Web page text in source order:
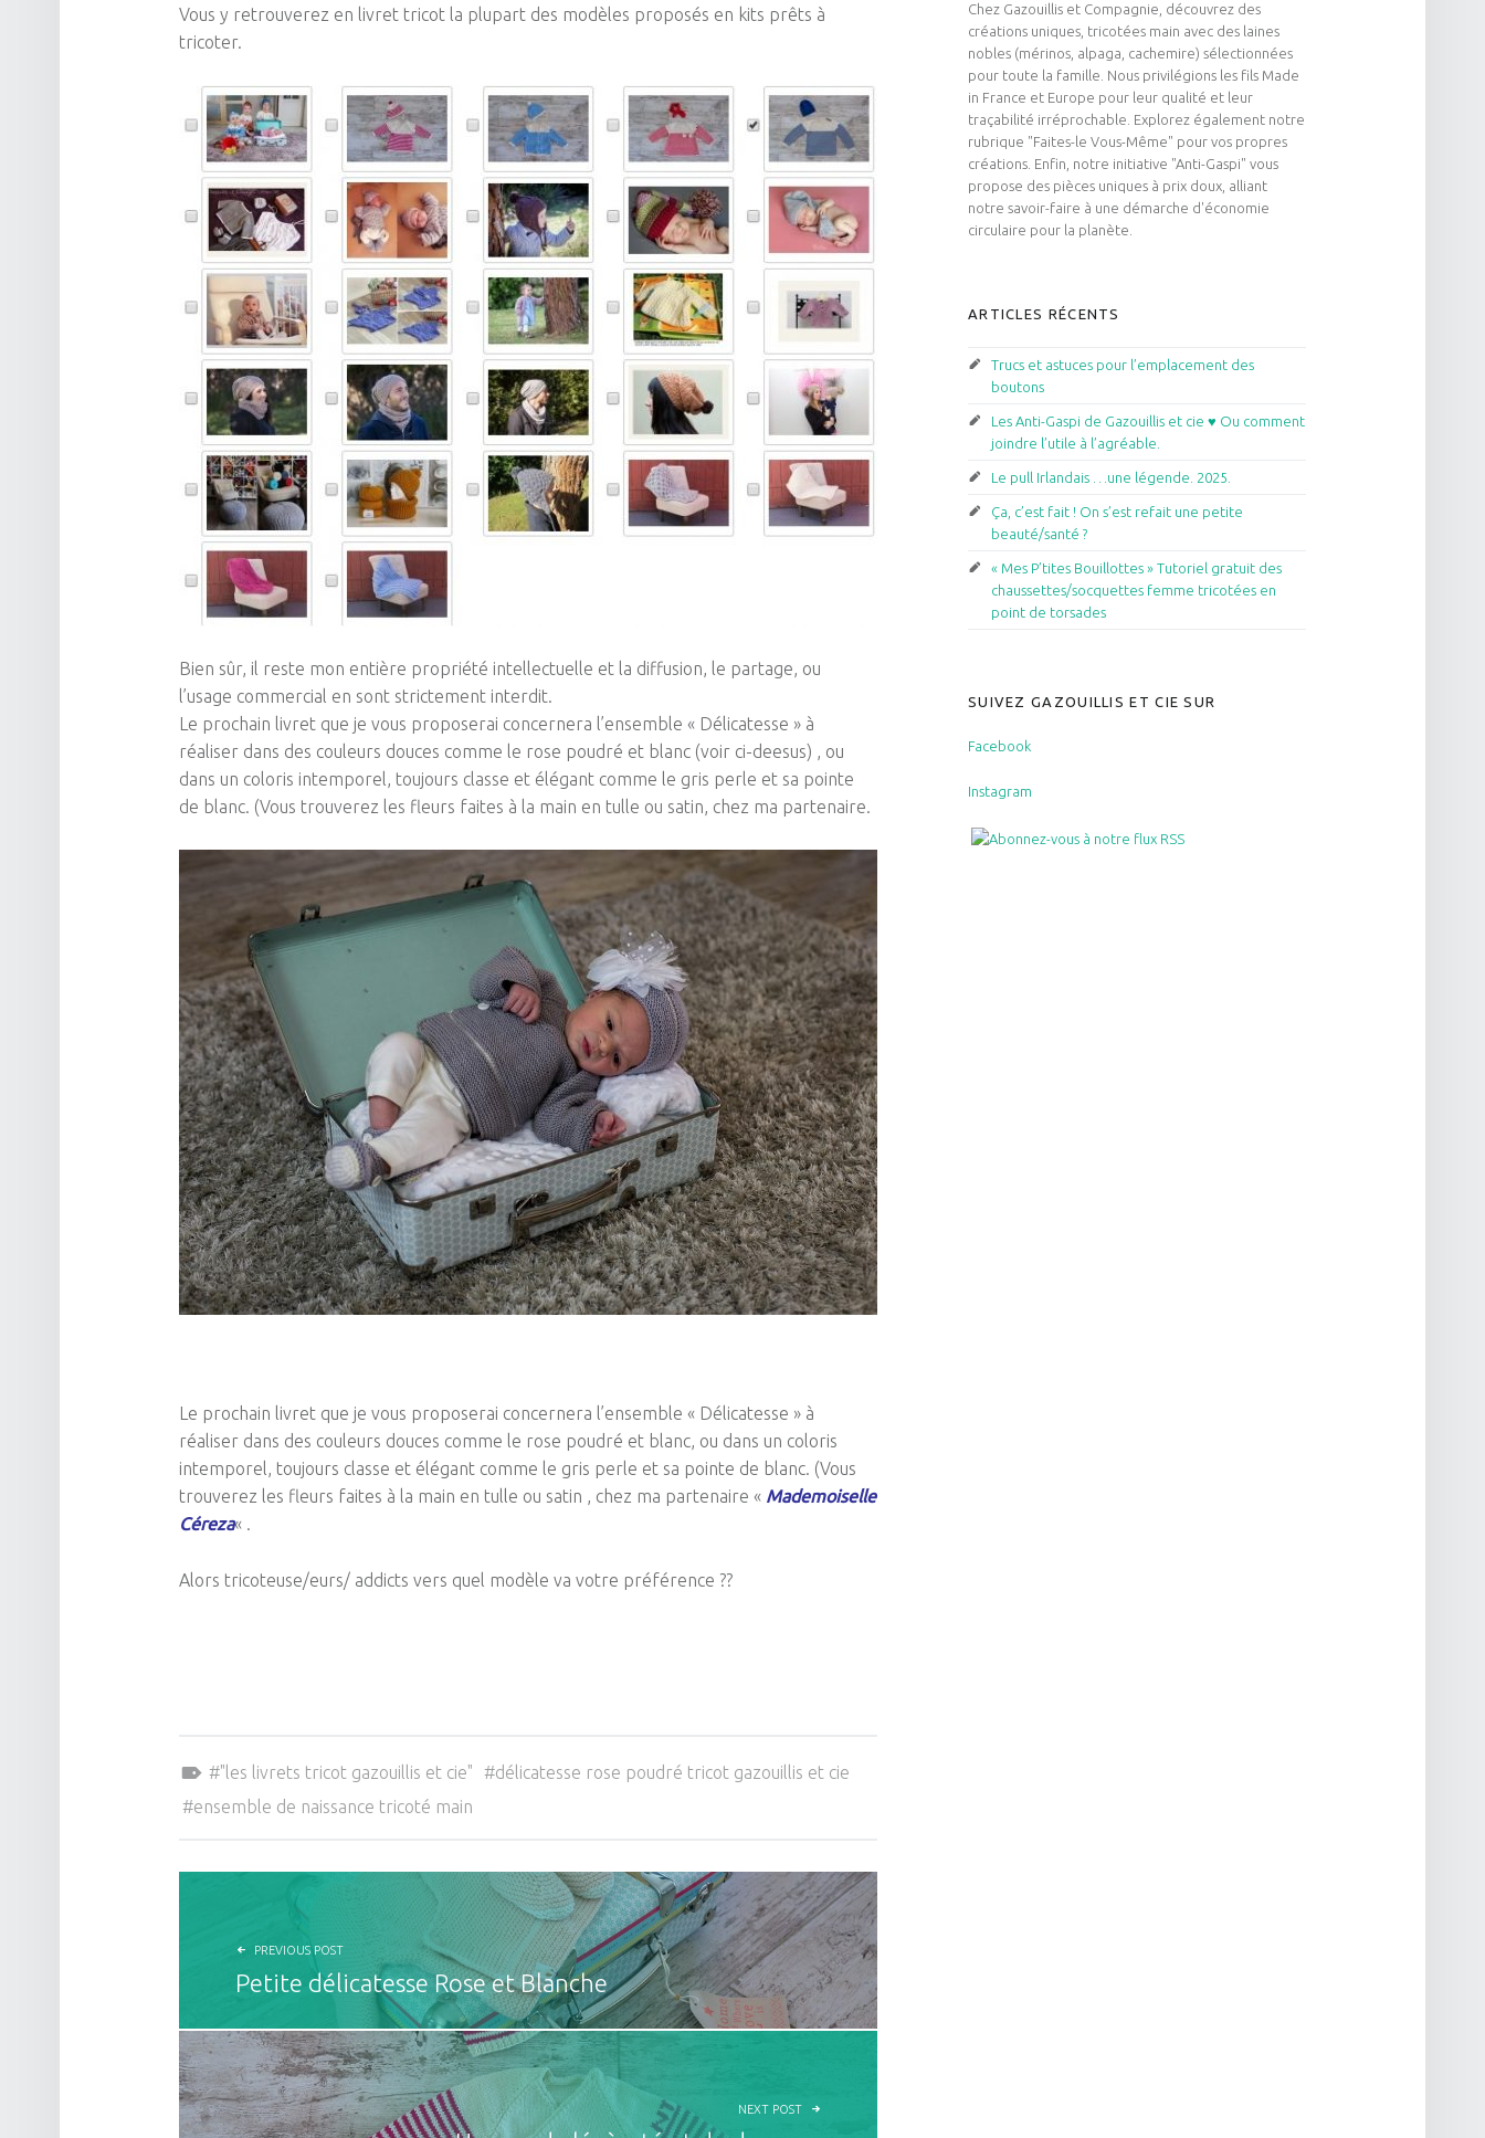
Vous y retrouverez en livret tricot la plupart des modèles proposés en kits prêts à
tricoter.
Bien sûr, il reste mon entière propriété intellectuelle et la diffusion, le partage, ou
l’usage commercial en sont strictement interdit.
Le prochain livret que je vous proposerai concernera l’ensemble « Délicatesse » à
réaliser dans des couleurs douces comme le rose poudré et blanc (voir ci-deesus) , ou
dans un coloris intemporel, toujours classe et élégant comme le gris perle et sa pointe
de blanc. (Vous trouverez les fleurs faites à la main en tulle ou satin, chez ma partenaire.
Le prochain livret que je vous proposerai concernera l’ensemble « Délicatesse » à
réaliser dans des couleurs douces comme le rose poudré et blanc, ou dans un coloris
intemporel, toujours classe et élégant comme le gris perle et sa pointe de blanc. (Vous
trouverez les fleurs faites à la main en tulle ou satin , chez ma partenaire « Mademoiselle
Céreza« .
Alors tricoteuse/eurs/ addicts vers quel modèle va votre préférence ??
"les livrets tricot gazouillis et cie"
délicatesse rose poudré tricot gazouillis et cie
ensemble de naissance tricoté main
NAVIGATION DE L’ARTICLE
PREVIOUS POST
Petite délicatesse Rose et Blanche
NEXT POST
Chez Gazouillis et Compagnie, découvrez des
créations uniques, tricotées main avec des laines
nobles (mérinos, alpaga, cachemire) sélectionnées
pour toute la famille. Nous privilégions les fils Made
in France et Europe pour leur qualité et leur
traçabilité irréprochable. Explorez également notre
rubrique "Faites-le Vous-Même" pour vos propres
créations. Enfin, notre initiative "Anti-Gaspi" vous
propose des pièces uniques à prix doux, alliant
notre savoir-faire à une démarche d'économie
circulaire pour la planète.
ARTICLES RÉCENTS
Trucs et astuces pour l’emplacement des
boutons
Les Anti-Gaspi de Gazouillis et cie ♥ Ou comment
joindre l’utile à l’agréable.
Le pull Irlandais …une légende. 2025.
Ça, c’est fait ! On s’est refait une petite
beauté/santé ?
« Mes P’tites Bouillottes » Tutoriel gratuit des
chaussettes/socquettes femme tricotées en
point de torsades
SUIVEZ GAZOUILLIS ET CIE SUR
Facebook
Instagram